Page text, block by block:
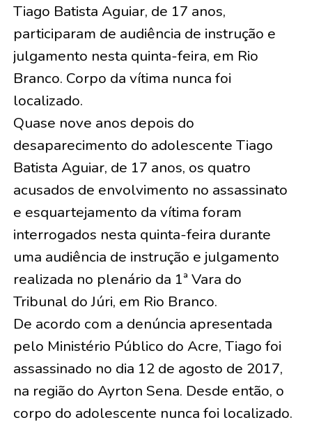
Tiago Batista Aguiar, de 17 anos,
participaram de audiência de instrução e
julgamento nesta quinta-feira, em Rio
Branco. Corpo da vítima nunca foi
localizado.
Quase nove anos depois do
desaparecimento do adolescente Tiago
Batista Aguiar, de 17 anos, os quatro
acusados de envolvimento no assassinato
e esquartejamento da vítima foram
interrogados nesta quinta-feira durante
uma audiência de instrução e julgamento
realizada no plenário da 1ª Vara do
Tribunal do Júri, em Rio Branco.
De acordo com a denúncia apresentada
pelo Ministério Público do Acre, Tiago foi
assassinado no dia 12 de agosto de 2017,
na região do Ayrton Sena. Desde então, o
corpo do adolescente nunca foi localizado.